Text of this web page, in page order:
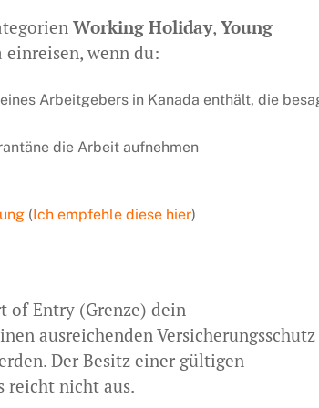
Working Holiday, Young
einreisen, wenn du:
Arbeitgebers in Kanada enthält, die
die Arbeit aufnehmen
(Ich empfehle diese hier)
of Entry (Grenze) dein
ausreichenden Versicherungsschutz
Der Besitz einer gültigen
reicht nicht aus.